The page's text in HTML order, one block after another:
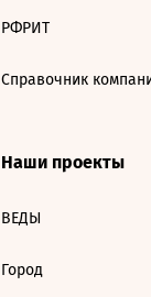
РФРИТ
Справочник
Наши проекты
ВЕДЫ
Город